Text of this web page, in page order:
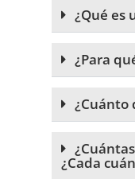
¿Qué es
¿Para
¿Cuánto
¿Cada